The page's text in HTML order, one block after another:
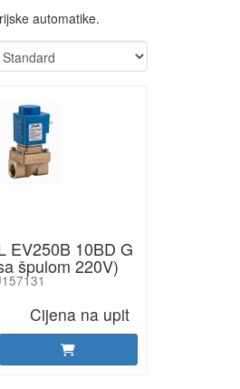
automatike.
EV250B 10BD G
špulom 220V)
Cijena na upit